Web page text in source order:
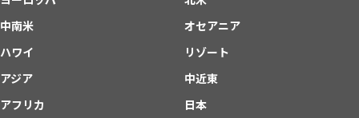
中南米
オセアニア
ハワイ
リゾート
アジア
中近東
アフリカ
日本